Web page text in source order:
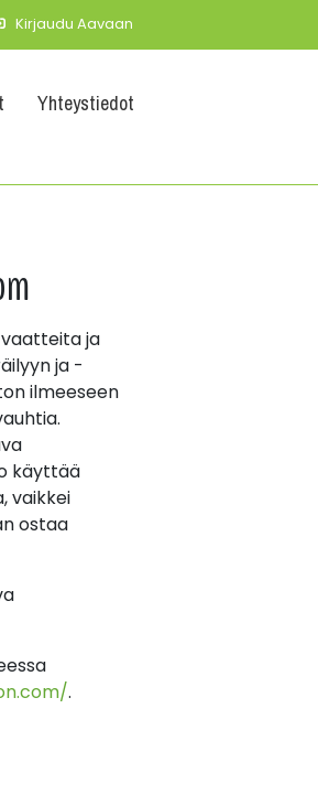
Kirjaudu Aavaan
Yhteystiedot
ja
ja -
ilmeeseen
käyttää
vaikkei
ostaa
.